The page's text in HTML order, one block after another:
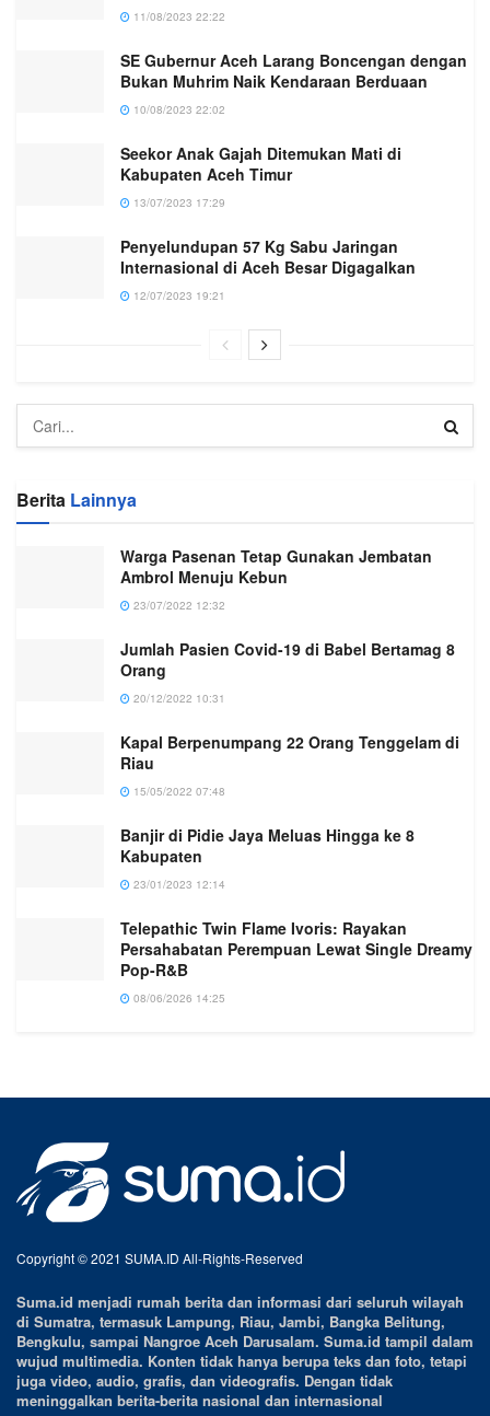
11/08/2023 22:22
SE Gubernur Aceh Larang Boncengan dengan
Bukan Muhrim Naik Kendaraan Berduaan
10/08/2023 22:02
Seekor Anak Gajah Ditemukan Mati di
Kabupaten Aceh Timur
13/07/2023 17:29
Penyelundupan 57 Kg Sabu Jaringan
Internasional di Aceh Besar Digagalkan
12/07/2023 19:21
Berita Lainnya
Warga Pasenan Tetap Gunakan Jembatan
Ambrol Menuju Kebun
23/07/2022 12:32
Jumlah Pasien Covid-19 di Babel Bertamag 8
Orang
20/12/2022 10:31
Kapal Berpenumpang 22 Orang Tenggelam di
Riau
15/05/2022 07:48
Banjir di Pidie Jaya Meluas Hingga ke 8
Kabupaten
23/01/2023 12:14
Telepathic Twin Flame Ivoris: Rayakan
Persahabatan Perempuan Lewat Single Dreamy
Pop-R&B
08/06/2026 14:25
Copyright © 2021 SUMA.ID All-Rights-Reserved
Suma.id menjadi rumah berita dan informasi dari seluruh wilayah
di Sumatra, termasuk Lampung, Riau, Jambi, Bangka Belitung,
Bengkulu, sampai Nangroe Aceh Darusalam. Suma.id tampil dalam
wujud multimedia. Konten tidak hanya berupa teks dan foto, tetapi
juga video, audio, grafis, dan videografis. Dengan tidak
meninggalkan berita-berita nasional dan internasional